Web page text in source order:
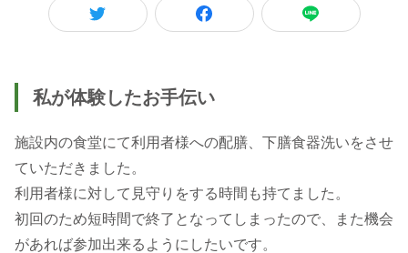
私が体験したお手伝い
施設内の食堂にて利用者様への配膳、下膳食器洗いをさせ
ていただきました。
利用者様に対して見守りをする時間も持てました。
初回のため短時間で終了となってしまったので、また機会
があれば参加出来るようにしたいです。